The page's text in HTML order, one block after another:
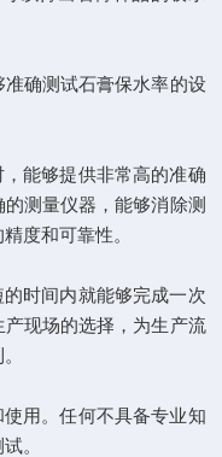
确测试石膏保水率的设
能够提供非常高的准确
测量仪器，能够消除测
度和可靠性。
时间内就能够完成一次
现场的选择，为生产流
用。任何不具备专业知
。